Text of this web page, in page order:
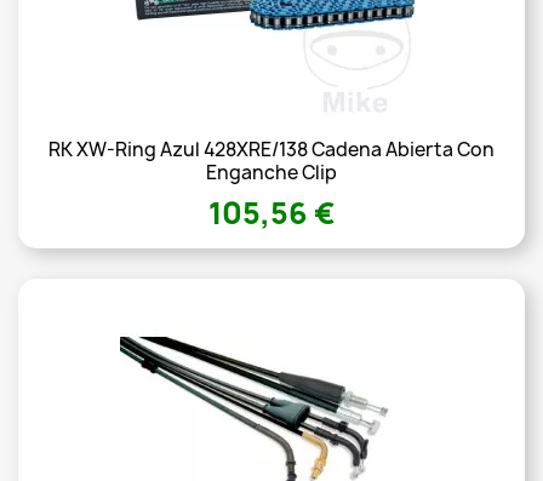
RK XW-Ring Azul 428XRE/138 Cadena Abierta Con
Enganche Clip
105,56 €